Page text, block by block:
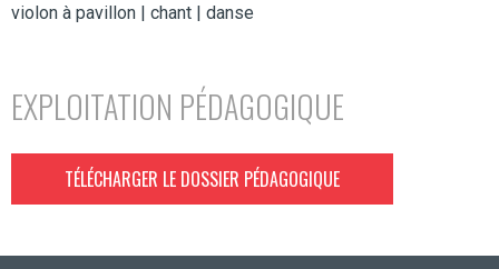
violon à pavillon | chant | danse
EXPLOITATION PÉDAGOGIQUE
TÉLÉCHARGER LE DOSSIER PÉDAGOGIQUE